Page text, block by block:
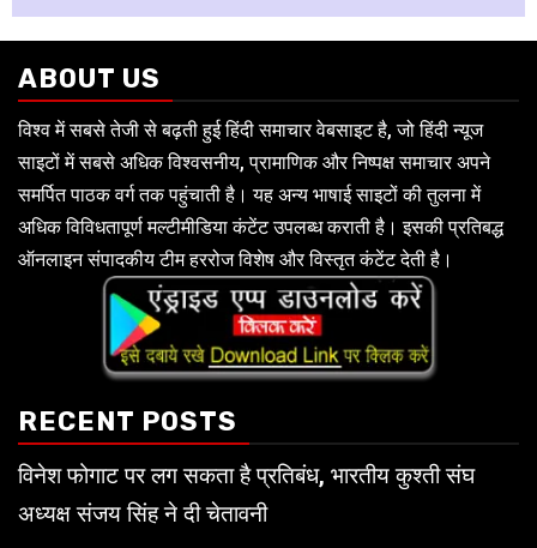
ABOUT US
विश्व में सबसे तेजी से बढ़ती हुई हिंदी समाचार वेबसाइट है, जो हिंदी न्यूज
साइटों में सबसे अधिक विश्वसनीय, प्रामाणिक और निष्पक्ष समाचार अपने
समर्पित पाठक वर्ग तक पहुंचाती है। यह अन्य भाषाई साइटों की तुलना में
अधिक विविधतापूर्ण मल्टीमीडिया कंटेंट उपलब्ध कराती है। इसकी प्रतिबद्ध
ऑनलाइन संपादकीय टीम हररोज विशेष और विस्तृत कंटेंट देती है।
RECENT POSTS
विनेश फोगाट पर लग सकता है प्रतिबंध, भारतीय कुश्ती संघ
अध्यक्ष संजय सिंह ने दी चेतावनी